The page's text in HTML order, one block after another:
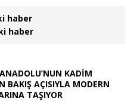
haber
haber
KADİM
BAKIŞ AÇISIYLA MODERN
TAŞIYOR